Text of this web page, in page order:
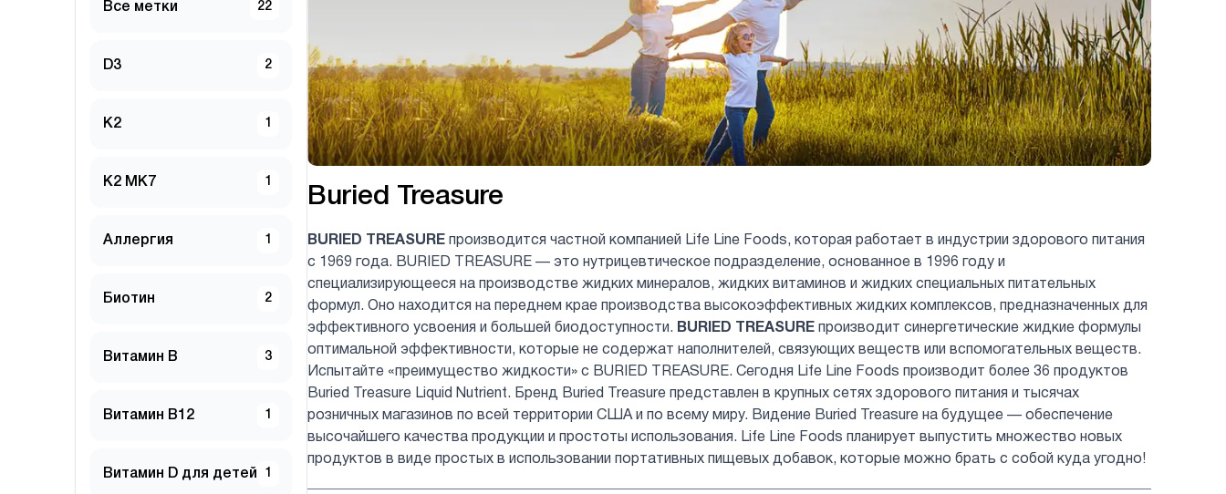
Все метки 22
D3 2
K2 1
K2 MK7 1
Аллергия 1
Биотин 2
Витамин B 3
Витамин B12 1
Витамин D для детей 1
Buried Treasure
BURIED TREASURE производится частной компанией Life Line Foods, которая работает в индустрии здорового питания
с 1969 года. BURIED TREASURE — это нутрицевтическое подразделение, основанное в 1996 году и
специализирующееся на производстве жидких минералов, жидких витаминов и жидких специальных питательных
формул. Оно находится на переднем крае производства высокоэффективных жидких комплексов, предназначенных для
эффективного усвоения и большей биодоступности. BURIED TREASURE производит синергетические жидкие формулы
оптимальной эффективности, которые не содержат наполнителей, связующих веществ или вспомогательных веществ.
Испытайте «преимущество жидкости» с BURIED TREASURE. Сегодня Life Line Foods производит более 36 продуктов
Buried Treasure Liquid Nutrient. Бренд Buried Treasure представлен в крупных сетях здорового питания и тысячах
розничных магазинов по всей территории США и по всему миру. Видение Buried Treasure на будущее — обеспечение
высочайшего качества продукции и простоты использования. Life Line Foods планирует выпустить множество новых
продуктов в виде простых в использовании портативных пищевых добавок, которые можно брать с собой куда угодно!